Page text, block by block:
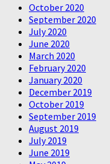
October 2020
September 2020
July 2020
June 2020
March 2020
February 2020
January 2020
December 2019
October 2019
September 2019
August 2019
July 2019
June 2019